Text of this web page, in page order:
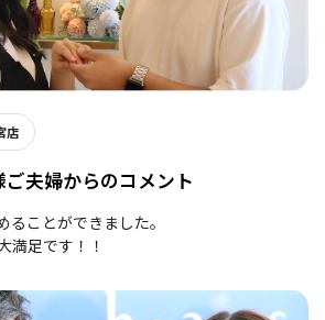
店
ご夫婦からのコメント
ることができました。
満足です！！